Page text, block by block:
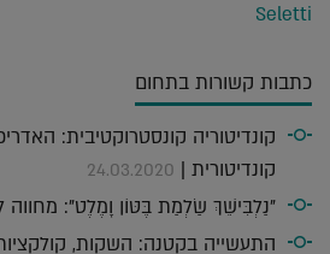
Seletti
כתבות קשורות בתחום
קונדיטוריה קונסטרוקטיבית:
קונדיטורית | 24.03.2020
"נַלְבִּישֵׁךְ שַׂלְמַת בֶּטּוֹן וָמֶלֶט": מחווה
התעשייה בקטנה: השקות,